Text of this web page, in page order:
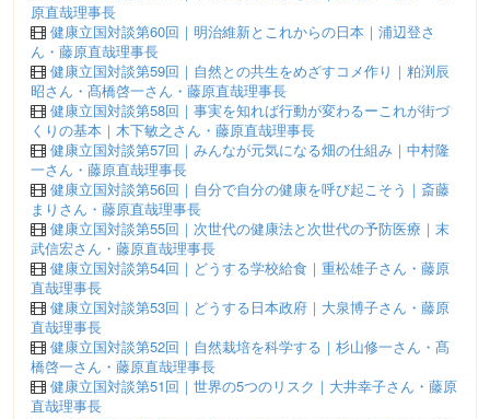
原直哉理事長
健康立国対談第60回｜明治維新とこれからの日本｜浦辺登さ
ん・藤原直哉理事長
健康立国対談第59回｜自然との共生をめざすコメ作り｜粕渕辰
昭さん・髙橋啓一さん・藤原直哉理事長
健康立国対談第58回｜事実を知れば行動が変わるーこれが街づ
くりの基本｜木下敏之さん・藤原直哉理事長
健康立国対談第57回｜みんなが元気になる畑の仕組み｜中村隆
一さん・藤原直哉理事長
健康立国対談第56回｜自分で自分の健康を呼び起こそう｜斎藤
まりさん・藤原直哉理事長
健康立国対談第55回｜次世代の健康法と次世代の予防医療｜末
武信宏さん・藤原直哉理事長
健康立国対談第54回｜どうする学校給食｜重松雄子さん・藤原
直哉理事長
健康立国対談第53回｜どうする日本政府｜大泉博子さん・藤原
直哉理事長
健康立国対談第52回｜自然栽培を科学する｜杉山修一さん・髙
橋啓一さん・藤原直哉理事長
健康立国対談第51回｜世界の5つのリスク｜大井幸子さん・藤原
直哉理事長